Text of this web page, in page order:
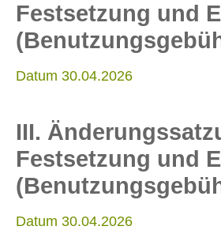
Festsetzung und
Datum 30.04.2026
III.
Festsetzung und
Datum 30.04.2026